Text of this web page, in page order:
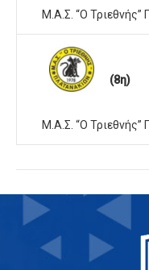
Μ.Α.Σ. “Ο Τριεθνής”
(8η)
Μ.Α.Σ. “Ο Τριεθνής”